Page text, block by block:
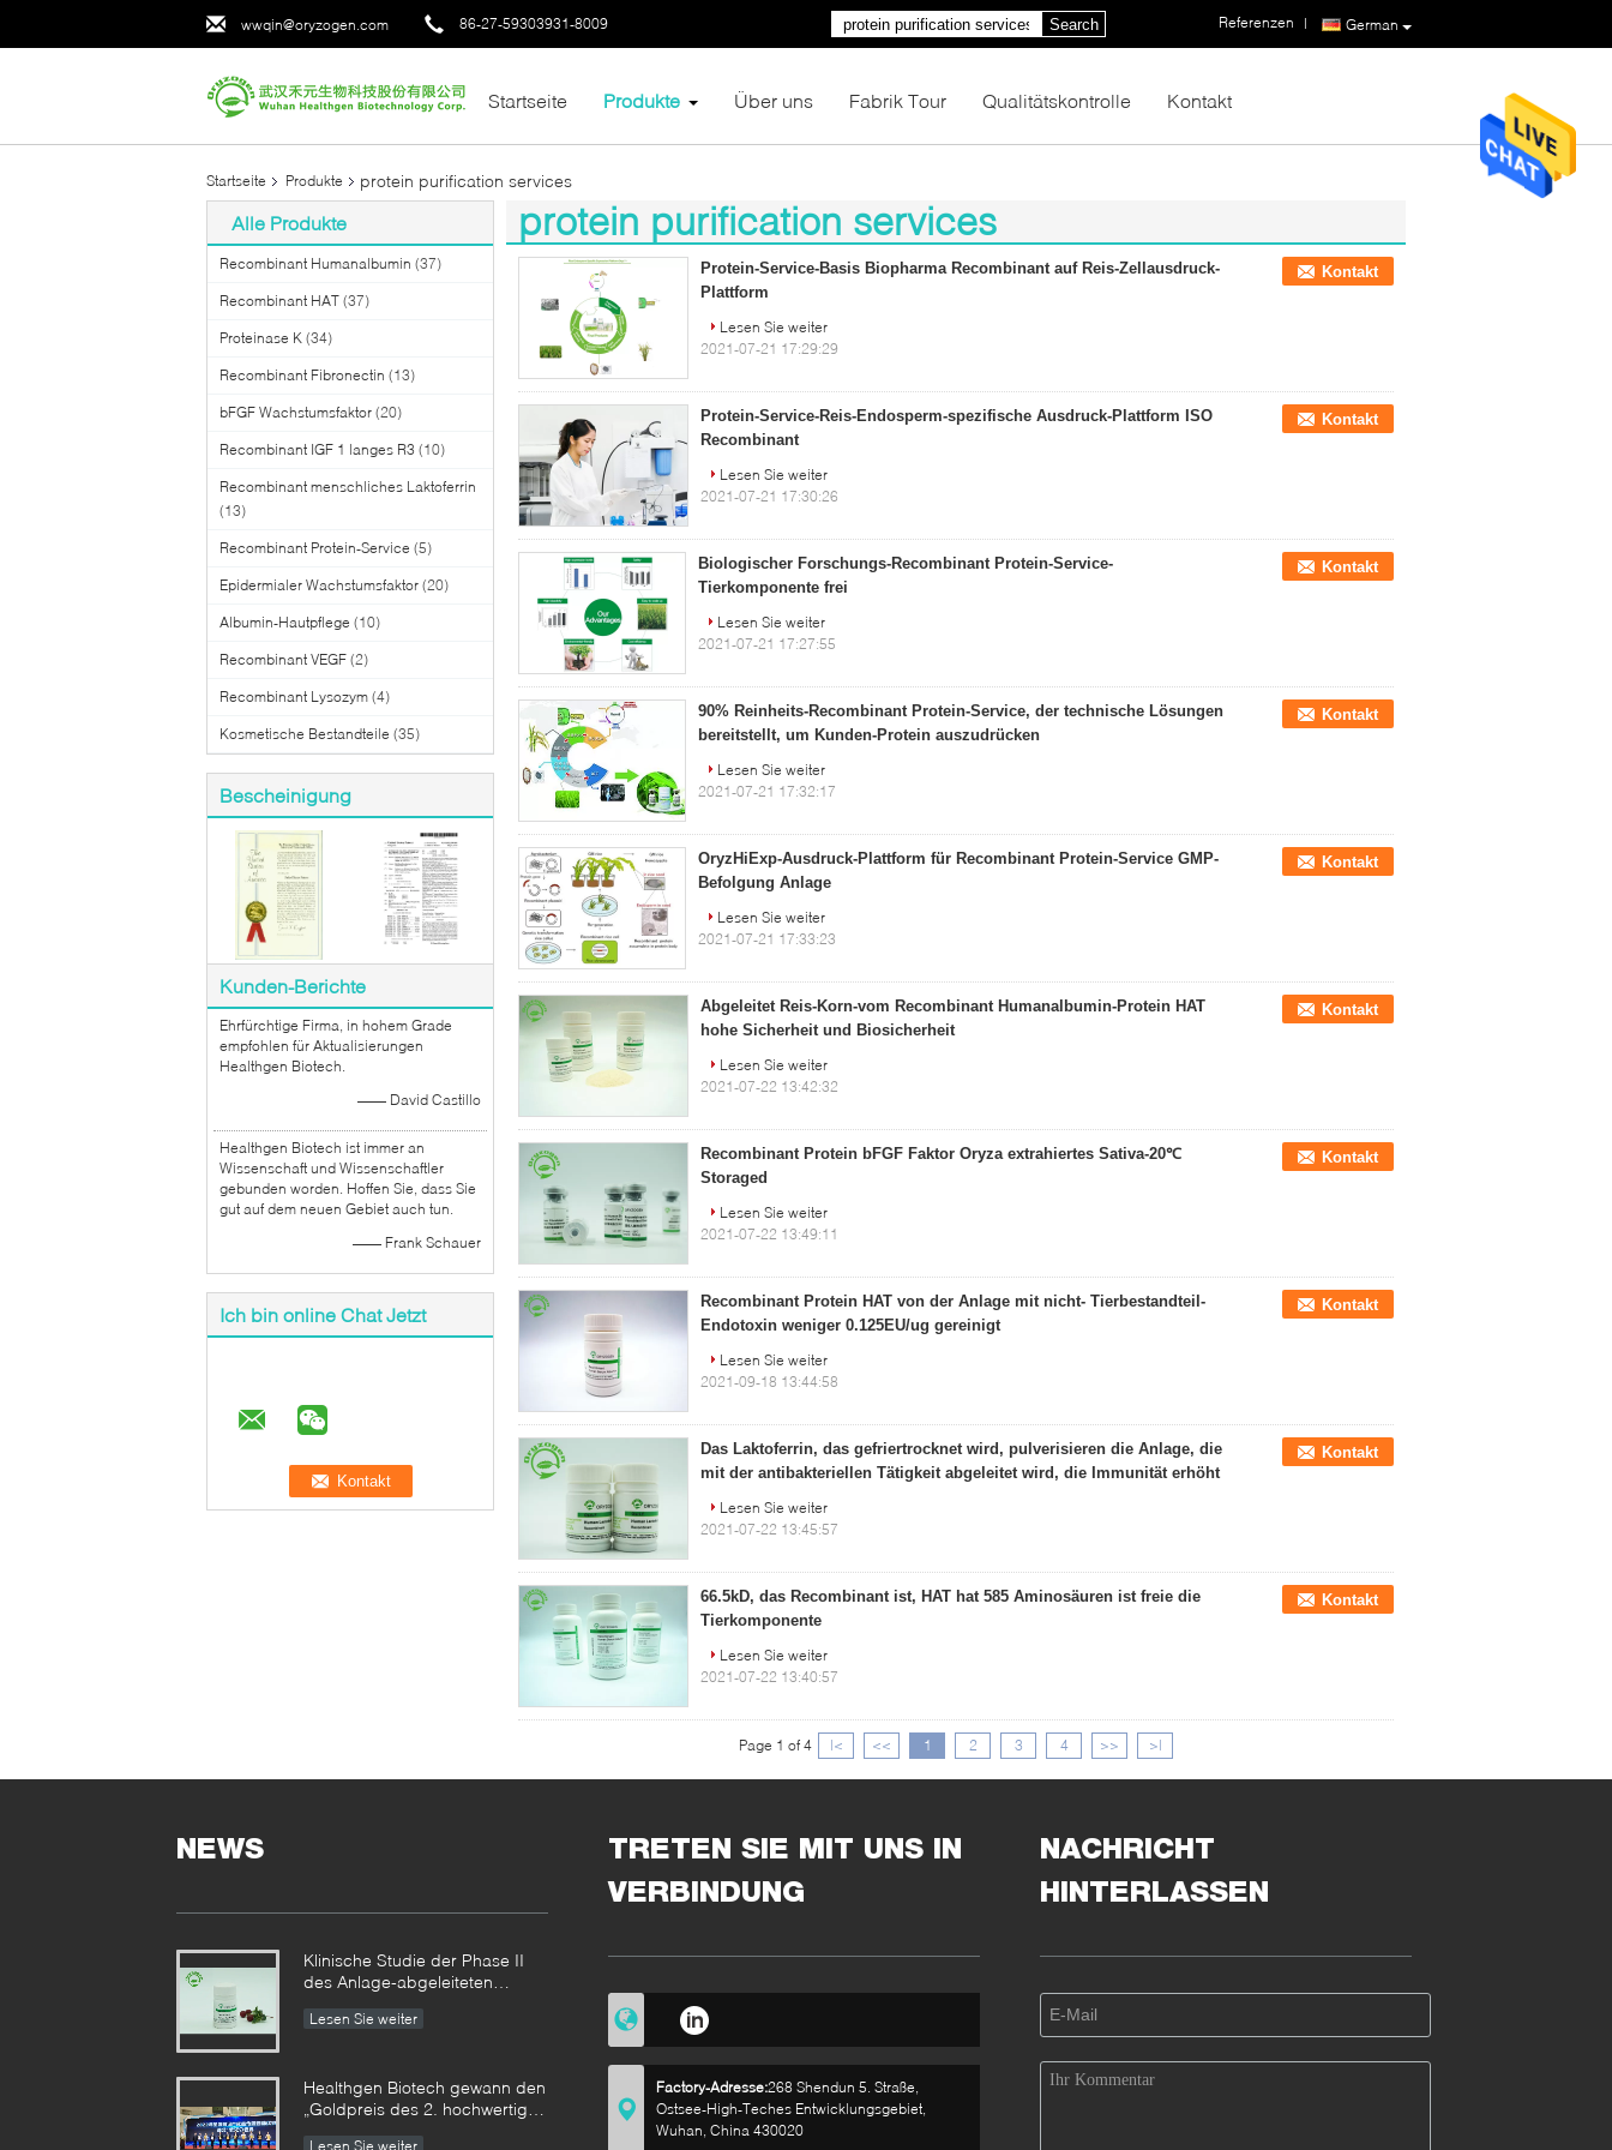
wwqin@oryzogen.com 86-27-59303931-8009 German
Referenzen |
Search
Startseite Produkte Über uns Fabrik Tour Qualitätskontrolle Kontakt
Startseite Produkte protein purification services
Alle Produkte
Recombinant Humanalbumin (37)
Recombinant HAT (37)
Proteinase K (34)
Recombinant Fibronectin (13)
bFGF Wachstumsfaktor (20)
Recombinant IGF 1 langes R3 (10)
Recombinant menschliches Laktoferrin
(13)
Recombinant Protein-Service (5)
Epidermialer Wachstumsfaktor (20)
Albumin-Hautpflege (10)
Recombinant VEGF (2)
Recombinant Lysozym (4)
Kosmetische Bestandteile (35)
Bescheinigung
Kunden-Berichte
Ehrfürchtige Firma, in hohem Grade
empfohlen für Aktualisierungen
Healthgen Biotech.
—— David Castillo
Healthgen Biotech ist immer an
Wissenschaft und Wissenschaftler
gebunden worden. Hoffen Sie, dass Sie
gut auf dem neuen Gebiet auch tun.
—— Frank Schauer
Ich bin online Chat Jetzt
protein purification services
(34)
Protein-Service-Basis Biopharma Recombinant auf Reis-Zellausdruck-
Plattform
Kontakt
Lesen Sie weiter
2021-07-21 17:29:29
Protein-Service-Reis-Endosperm-spezifische Ausdruck-Plattform ISO
Recombinant
Kontakt
Lesen Sie weiter
2021-07-21 17:30:26
Biologischer Forschungs-Recombinant Protein-Service-
Tierkomponente frei
Kontakt
Lesen Sie weiter
2021-07-21 17:27:55
90% Reinheits-Recombinant Protein-Service, der technische Lösungen
bereitstellt, um Kunden-Protein auszudrücken
Kontakt
Lesen Sie weiter
2021-07-21 17:32:17
OryzHiExp-Ausdruck-Plattform für Recombinant Protein-Service GMP-
Befolgung Anlage
Kontakt
Lesen Sie weiter
2021-07-21 17:33:23
Abgeleitet Reis-Korn-vom Recombinant Humanalbumin-Protein HAT
hohe Sicherheit und Biosicherheit
Kontakt
Lesen Sie weiter
2021-07-22 13:42:32
Recombinant Protein bFGF Faktor Oryza extrahiertes Sativa-20℃
Storaged
Kontakt
Lesen Sie weiter
2021-07-22 13:49:11
Recombinant Protein HAT von der Anlage mit nicht- Tierbestandteil-
Endotoxin weniger 0.125EU/ug gereinigt
Kontakt
Lesen Sie weiter
2021-09-18 13:44:58
Das Laktoferrin, das gefriertrocknet wird, pulverisieren die Anlage, die
mit der antibakteriellen Tätigkeit abgeleitet wird, die Immunität erhöht
Kontakt
Lesen Sie weiter
2021-07-22 13:45:57
66.5kD, das Recombinant ist, HAT hat 585 Aminosäuren ist freie die
Tierkomponente
Kontakt
Lesen Sie weiter
2021-07-22 13:40:57
Page 1 of 4 |< << 1 2 3 4 >> >|
NEWS
Klinische Studie der Phase II
des Anlage-abgeleiteten
Serumalbumins erzielte
Lesen Sie weiter
Healthgen Biotech gewann den
„Goldpreis des 2. hochwertigen
Lesen Sie weiter
TRETEN SIE MIT UNS IN
VERBINDUNG
Factory-Adresse:268 Shendun 5. Straße,
Ostsee-High-Teches Entwicklungsgebiet,
Wuhan, China 430020
NACHRICHT
HINTERLASSEN